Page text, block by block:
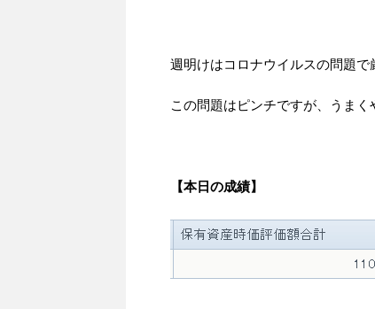
週明けはコロナウイルスの問題で
この問題はピンチですが、うま
【本日の成績】